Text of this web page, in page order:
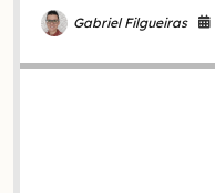
Gabriel Filgueiras